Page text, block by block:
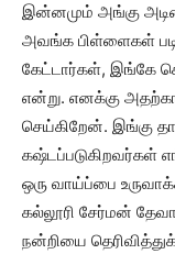
இன்னமும் அங்கு
அவங்க பிள்ளைகள்
கேட்டார்கள், இங்கே
என்று. எனக்கு
செய்கிறேன். இங்கு
கஷ்டப்படுகிறவர்கள்
ஒரு வாய்ப்பை
கல்லூரி சேர்மன்
நன்றியை